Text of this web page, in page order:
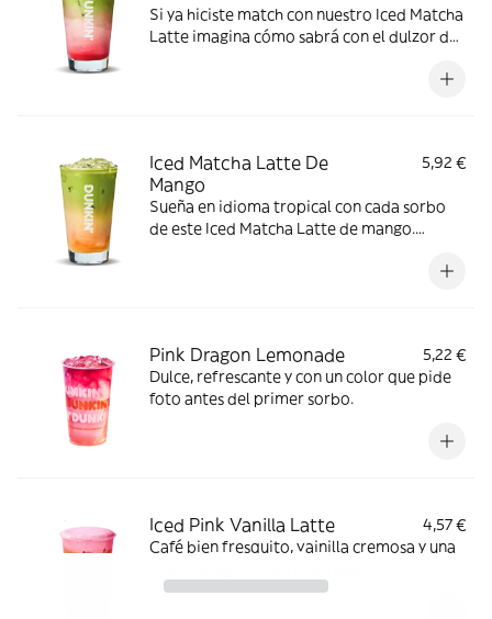
Si ya hiciste match con nuestro Iced Matcha
Latte imagina cómo sabrá con el dulzor de
Iced Matcha Latte De
Mango
5,92 €
Sueña en idioma tropical con cada sorbo
de este Iced Matcha Latte de mango.
Pink Dragon Lemonade
5,22 €
Dulce, refrescante y con un color que pide
foto antes del primer sorbo.
Iced Pink Vanilla Latte
4,57 €
Café bien fresquito, vainilla cremosa y una
cada sorbo en un auténtico main character